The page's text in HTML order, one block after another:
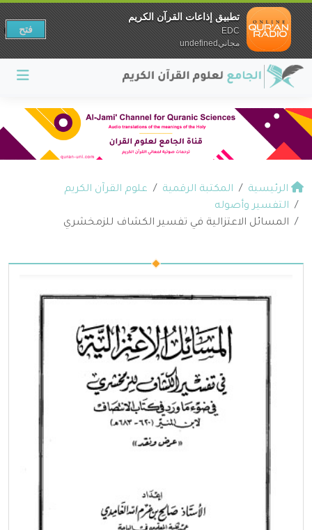
الرئيسية المكتبة الرقمية
علوم القرآن الكريم
التفسير وأصوله
المسائل الاعتزالية في تفسير الكشاف للزمخشري
تطبيق إذاعات القرآن الكريم
EDC
مجانيundefined
فتح